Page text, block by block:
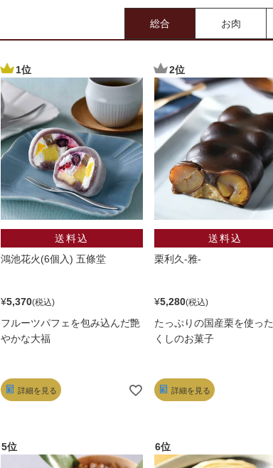
総合 お肉
鴻池花火(6個入) 五條堂
¥5,370
フルーツパフェを包み込んだ艶
やかな大福
詳細を見る
栗利久-雅-
¥5,280
たっぷりの国産栗を使っ
くしのお菓子
詳細を見る